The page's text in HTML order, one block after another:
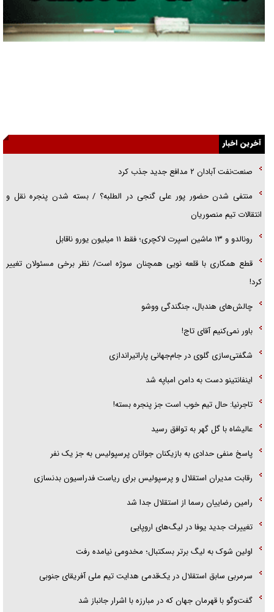
جنجال پزشکان تقلبی در صنعت زیبایی
یهودی‌ها در ادبیات داستانی اروپا؛ از شکسپیر تا دیکنز
تحلیل ابعاد پیام رهبر انقلاب به حزب‌الله/ مقاومت نقشه راه آینده غرب آسیا
گفت‌و‌گو اختصاصی با همسر فرمانده شهید حزب‌الله لبنان/ هر شبش شب
قدر بود
آخرین اخبار
صنعت‌نفت آبادان ۲ مدافع جدید جذب کرد
منتفی شدن حضور پور علی گنجی در الطلبه؟ / بسته شدن پنجره نقل و
انتقالات تیم منصوریان
رونالدو و ۱۳ ماشین اسپرت لاکچری؛ فقط ۱۱ میلیون یورو ناقابل
قطع همکاری با قلعه نویی همچنان سوژه است/ نظر برخی مسئولان تغییر
کرد!
چالش‌های هندبال، جنگندگی ووشو
باور نمی‌کنیم آقای تاج!
شگفتی‌سازی گلوی در جام‌جهانی پاراتیراندازی
اینفانتینو دست به دامن امباپه شد
تاجرنیا: حال تیم خوب است جز پنجره بسته!
عالیشاه با گل گهر به توافق رسید
پاسخ منفی حدادی به بازیکنان جوانان پرسپولیس به جز یک نفر
رقابت مدیران استقلال و پرسپولیس برای ریاست فدراسیون بدنسازی
رامین رضاییان رسما از استقلال جدا شد
تغییرات جدید یوفا در لیگ‌های اروپایی
اولین شوک به لیگ برتر بسکتبال؛ مخدومی نیامده رفت
سرمربی سابق استقلال در یک‌قدمی هدایت تیم ملی آفریقای جنوبی
گفت‌وگو با قهرمان جهان که در مبارزه با اشرار جانباز شد